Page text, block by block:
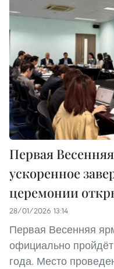
Первая
ускоренное
церемонии
28/01/2026 13:14
Первая Весенняя
официально
года. Место